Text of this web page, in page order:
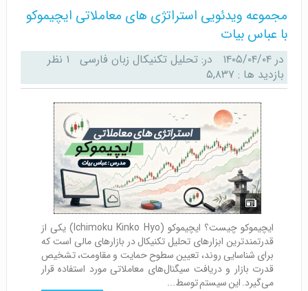
مجموعه ویدئویی استراتژی های معاملاتی ایچیموکو
با عباس بیات
در ۱۴۰۵/۰۴/۰۴ در: تحلیل تکنیکال زبان فارسی
۱ نظر
بازدید ها : ۵,۸۳۷
ایچیموکو چیست؟ ایچیموکو (Ichimoku Kinko Hyo) یکی از
قدرتمندترین ابزارهای تحلیل تکنیکال در بازارهای مالی است که
برای شناسایی روند، تعیین سطوح حمایت و مقاومت، تشخیص
قدرت بازار و دریافت سیگنال‌های معاملاتی مورد استفاده قرار
می‌گیرد. این سیستم توسط...